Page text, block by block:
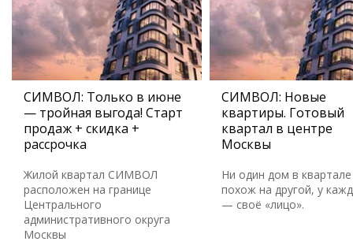
СИМВОЛ: Только в июне
— тройная выгода! Старт
продаж + скидка +
рассрочка
Жилой квартал СИМВОЛ
расположен на границе
Центрального
административного округа
Москвы
СИМВОЛ: Новые
квартиры. Готовый
квартал в центре
Москвы
Ни один дом в
похож на другой, у
— своё «лицо».